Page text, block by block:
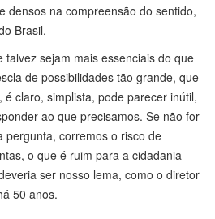
densos na compreensão do sentido,
Brasil.
talvez sejam mais essenciais do que
de possibilidades tão grande, que
claro, simplista, pode parecer inútil,
ao que precisamos. Se não for
pergunta, corremos o risco de
o que é ruim para a cidadania
ser nosso lema, como o diretor
50 anos.